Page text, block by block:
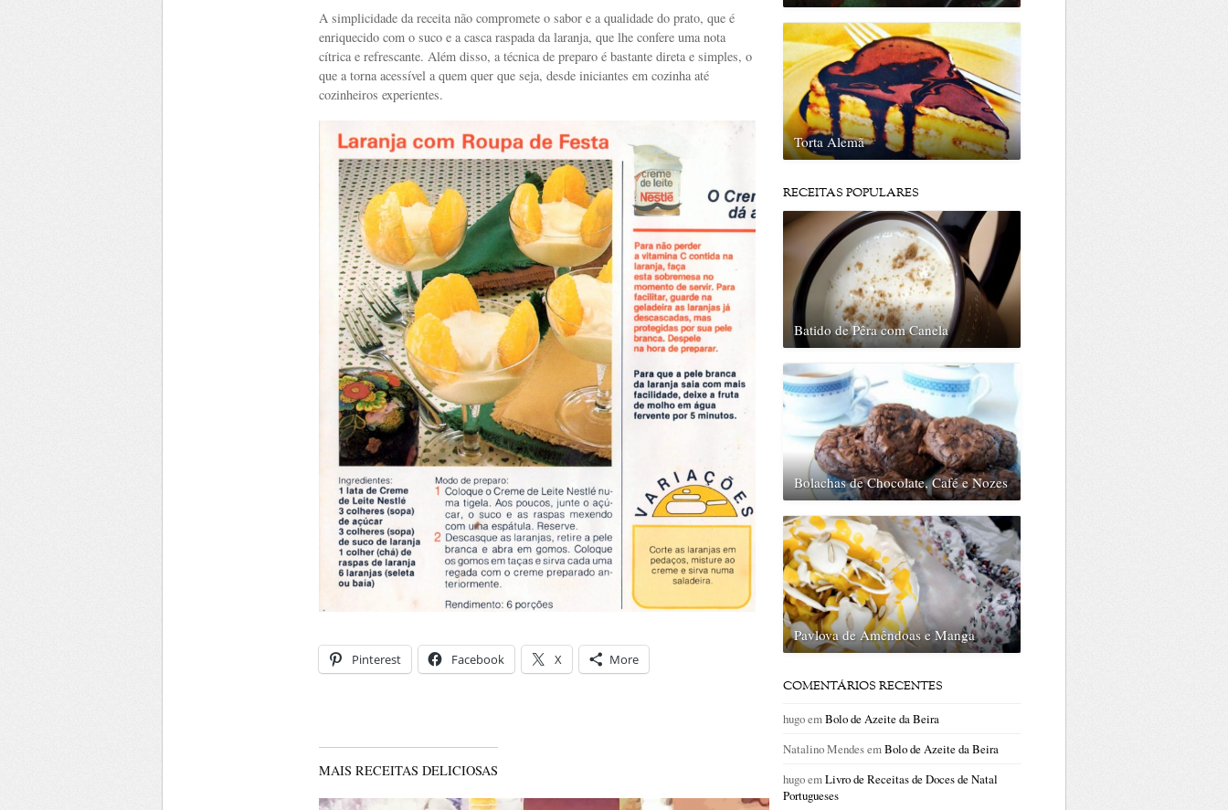
A simplicidade da receita não compromete o sabor e a qualidade do prato, que é
enriquecido com o suco e a casca raspada da laranja, que lhe confere uma nota
cítrica e refrescante. Além disso, a técnica de preparo é bastante direta e simples, o
que a torna acessível a quem quer que seja, desde iniciantes em cozinha até
cozinheiros experientes.
Pinterest Facebook X More
MAIS RECEITAS DELICIOSAS
Torta Alemã
RECEITAS POPULARES
Batido de Pêra com Canela
Bolachas de Chocolate, Café e Nozes
Pavlova de Amêndoas e Manga
COMENTÁRIOS RECENTES
hugoemBolo de Azeite da Beira
Natalino MendesemBolo de Azeite da Beira
hugoemLivro de Receitas de Doces de Natal
Portugueses